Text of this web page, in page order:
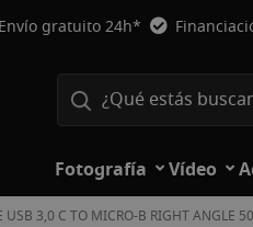
Envío gratuito 24h*
Fotografía Vídeo
USB 3,0 C TO MICRO-B RIGHT ANGLE